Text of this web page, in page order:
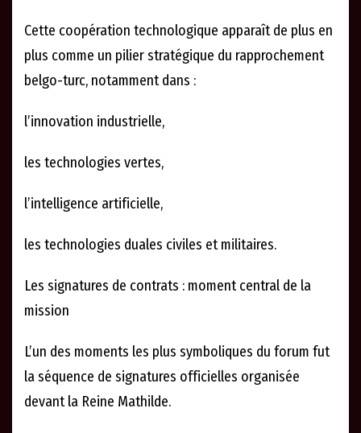
Cette coopération technologique apparaît de plus en
plus comme un pilier stratégique du rapprochement
belgo-turc, notamment dans :
l’innovation industrielle,
les technologies vertes,
l’intelligence artificielle,
les technologies duales civiles et militaires.
Les signatures de contrats : moment central de la
mission
L’un des moments les plus symboliques du forum fut
la séquence de signatures officielles organisée
devant la Reine Mathilde.